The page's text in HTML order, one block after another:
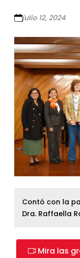
julio 12, 2024
Contó con la
Dra. Raffaella
Mira las